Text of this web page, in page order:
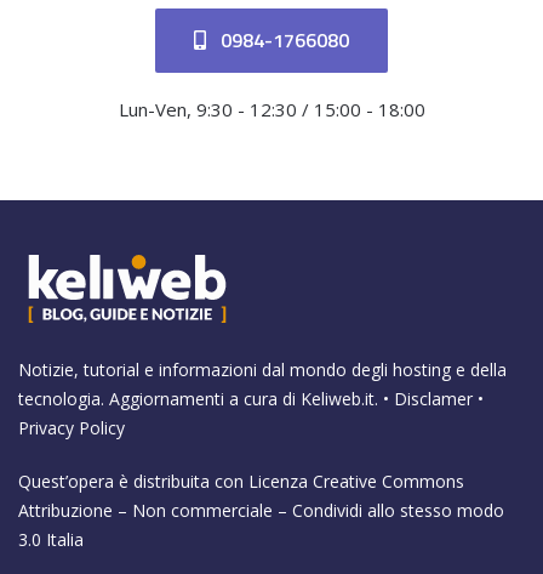
0984-1766080
Lun-Ven, 9:30 - 12:30 / 15:00 - 18:00
Notizie, tutorial e informazioni dal mondo degli hosting e della
tecnologia. Aggiornamenti a cura di Keliweb.it. • Disclamer •
Privacy Policy
Quest’opera è distribuita con Licenza Creative Commons
Attribuzione – Non commerciale – Condividi allo stesso modo
3.0 Italia